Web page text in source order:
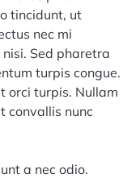
tincidunt, ut
nec mi
Sed pharetra
turpis congue.
orci turpis. Nullam
convallis nunc
a nec odio.